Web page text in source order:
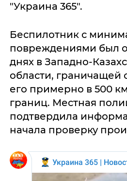
"Украина 365".
Беспилотник с
повреждениями был
днях в Западно-
области,
его примерно в 500
границ. Местная
подтвердила
начала проверку